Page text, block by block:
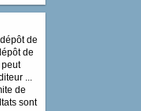
de
de
peut
...
de
sont